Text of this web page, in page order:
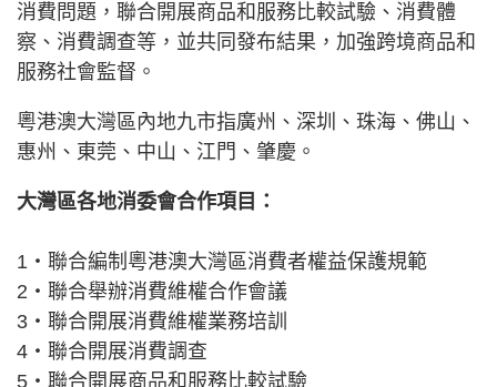
消費問題，聯合開展商品和服務比較試驗、消費體
察、消費調查等，並共同發布結果，加強跨境商品和
服務社會監督。
粵港澳大灣區內地九市指廣州、深圳、珠海、佛山、
惠州、東莞、中山、江門、肇慶。
大灣區各地消委會合作項目：
1‧聯合編制粵港澳大灣區消費者權益保護規範
2‧聯合舉辦消費維權合作會議
3‧聯合開展消費維權業務培訓
4‧聯合開展消費調查
5‧聯合開展商品和服務比較試驗